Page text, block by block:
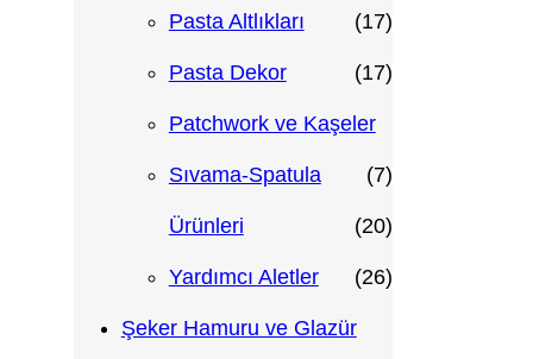
n
r
ü
ü
r
n
0
ü
ü
n
Pasta Altlıkları 171
7
r
ü
n
Pasta Dekor 171
ü
r
ü
Patchwork ve Kaşeler
77
ü
r
Sıvama-Spatula
Ürünleri 202
0
Yardımcı Aletler 262
Şeker Hamuru ve Glazür